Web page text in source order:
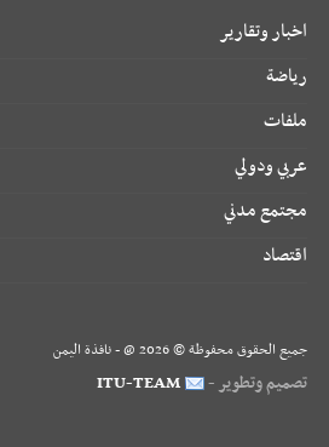
اخبار وتقارير
رياضة
ملفات
عربي ودولي
مجتمع مدني
اقتصاد
جميع الحقوق محفوظة ©2026 @ - نافذة اليمن
تصميم وتطوير - ITU-TEAM